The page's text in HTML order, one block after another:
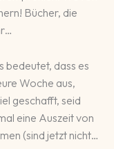
Bü­cher, die
be­deu­tet, dass es
Woche aus,
ge­schafft, seid
eine Aus­zeit von
(sind jetzt nicht…